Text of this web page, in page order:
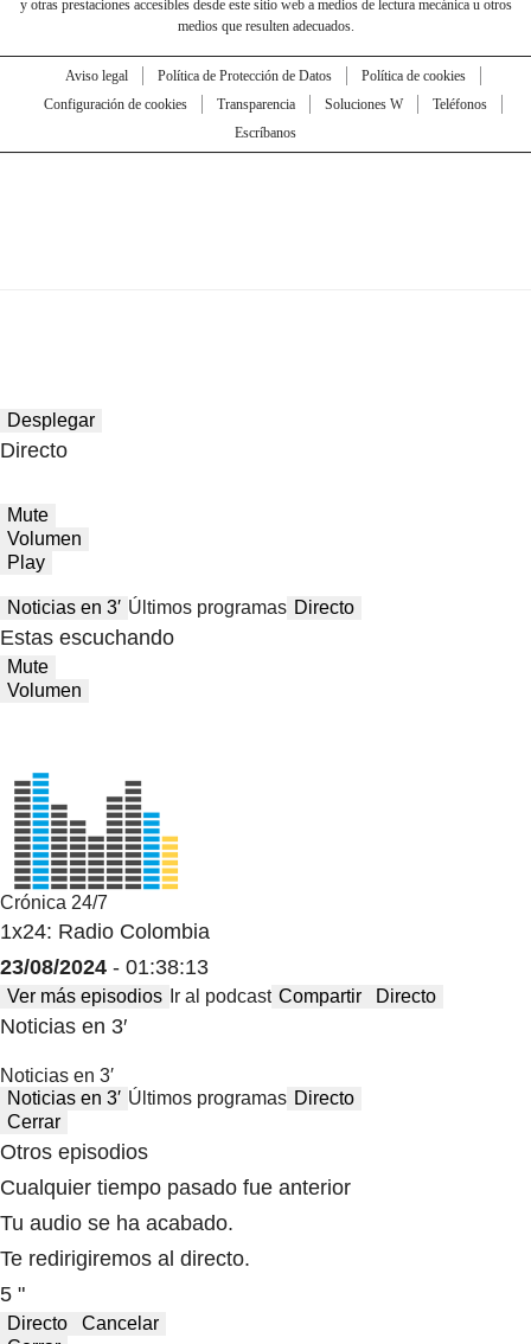
y otras prestaciones accesibles desde este sitio web a medios de lectura mecánica u otros
medios que resulten adecuados.
Aviso legal Política de Protección de Datos
Política de cookies
Configuración de cookies
Transparencia Soluciones W
Teléfonos
Escríbanos
Desplegar
Directo
Mute
Volumen
Play
Noticias en 3′ Últimos programas Directo
Estas escuchando
Mute
Volumen
Crónica 24/7
1x24: Radio Colombia
23/08/2024 - 01:38:13
Ver más episodios Ir al podcast Compartir Directo
Noticias en 3′
Noticias en 3′
Noticias en 3′ Últimos programas Directo
Cerrar
Otros episodios
Cualquier tiempo pasado fue anterior
Tu audio se ha acabado.
Te redirigiremos al directo.
5 "
Directo
Cancelar